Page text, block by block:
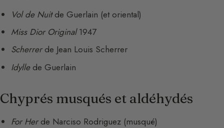
Vol de Nuitde Guerlain (et oriental)
Miss Dior Original1947
Scherrerde Jean Louis Scherrer
Idyllede Guerlain
Chyprés musqués et aldéhydés
For Herde Narciso Rodriguez (musqué)